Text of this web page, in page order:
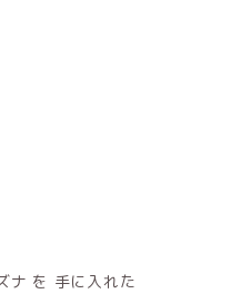
ナ を 手に入れた